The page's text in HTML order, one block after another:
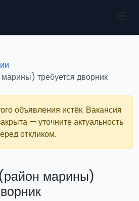
требуется дворник
объявления истёк. Вакансия
— уточните актуальность
откликом.
марины)